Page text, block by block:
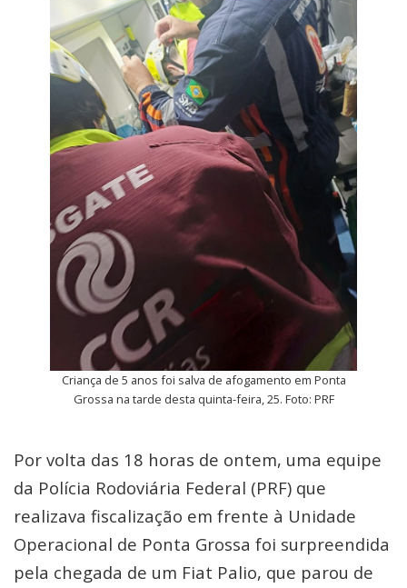
Criança de 5 anos foi salva de afogamento em Ponta
Grossa na tarde desta quinta-feira, 25. Foto: PRF
Por volta das 18 horas de ontem, uma equipe
da Polícia Rodoviária Federal (PRF) que
realizava fiscalização em frente à Unidade
Operacional de Ponta Grossa foi surpreendida
pela chegada de um Fiat Palio, que parou de